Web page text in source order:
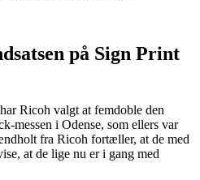
på Sign Print
Ricoh valgt at femdoble den
messen i Odense, som ellers var
fra Ricoh fortæller, at de med
at de lige nu er i gang med